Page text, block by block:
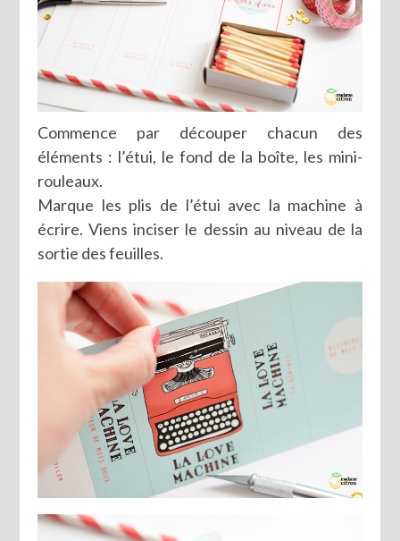
Commence par découper chacun des
éléments : l’étui, le fond de la boîte, les mini-
rouleaux.
Marque les plis de l’étui avec la machine à
écrire. Viens inciser le dessin au niveau de la
sortie des feuilles.